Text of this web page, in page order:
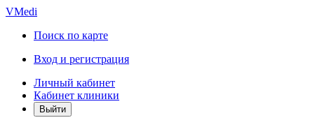
VMedi
Поиск по карте
Вход и регистрация
Личный кабинет
Кабинет клиники